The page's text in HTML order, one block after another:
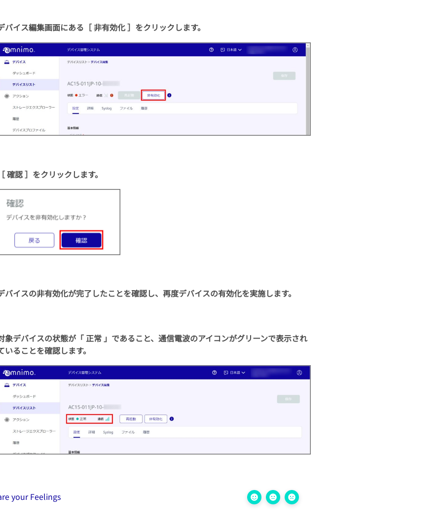
バイス編集画面にある［ 非有効化 ］をクリックします。
確認 ］をクリックします。
バイスの非有効化が完了したことを確認し、再度デバイスの有効化を実施します。
象デバイスの状態が「 正常 」であること、通信電波のアイコンがグリーンで表示され
いることを確認します。
your Feelings